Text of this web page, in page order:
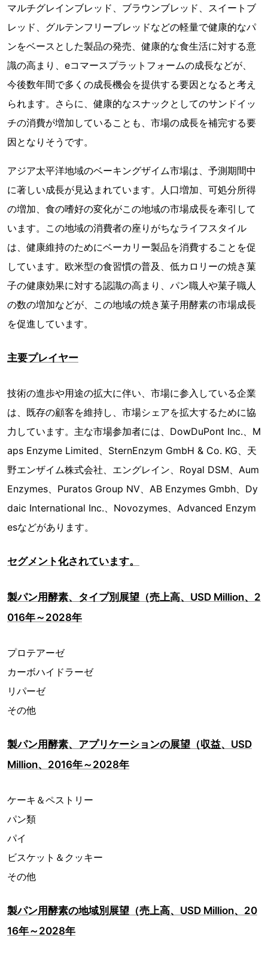
マルチグレインブレッド、ブラウンブレッド、スイートブ
レッド、グルテンフリーブレッドなどの軽量で健康的なパ
ンをベースとした製品の発売、健康的な食生活に対する意
識の高まり、eコマースプラットフォームの成長などが、
今後数年間で多くの成長機会を提供する要因となると考え
られます。さらに、健康的なスナックとしてのサンドイッ
チの消費が増加していることも、市場の成長を補完する要
因となりそうです。
アジア太平洋地域のベーキングザイム市場は、予測期間中
に著しい成長が見込まれています。人口増加、可処分所得
の増加、食の嗜好の変化がこの地域の市場成長を牽引して
います。この地域の消費者の座りがちなライフスタイル
は、健康維持のためにベーカリー製品を消費することを促
しています。欧米型の食習慣の普及、低カロリーの焼き菓
子の健康効果に対する認識の高まり、パン職人や菓子職人
の数の増加などが、この地域の焼き菓子用酵素の市場成長
を促進しています。
主要プレイヤー
技術の進歩や用途の拡大に伴い、市場に参入している企業
は、既存の顧客を維持し、市場シェアを拡大するために協
力しています。主な市場参加者には、DowDuPont Inc.、M
aps Enzyme Limited、SternEnzym GmbH & Co. KG、天
野エンザイム株式会社、エングレイン、Royal DSM、Aum
Enzymes、Puratos Group NV、AB Enzymes Gmbh、Dy
daic International Inc.、Novozymes、Advanced Enzym
esなどがあります。
セグメント化されています。
製パン用酵素、タイプ別展望（売上高、USD Million、2
016年～2028年
プロテアーゼ
カーボハイドラーゼ
リパーゼ
その他
製パン用酵素、アプリケーションの展望（収益、USD
Million、2016年～2028年
ケーキ＆ペストリー
パン類
パイ
ビスケット＆クッキー
その他
製パン用酵素の地域別展望（売上高、USD Million、20
16年～2028年